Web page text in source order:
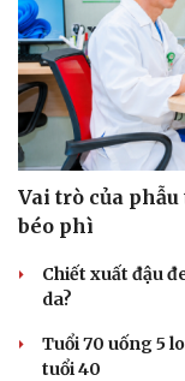
Cải chính
Vai trò của
béo phì
Chiết xuất đậu
da?
Tuổi 70 uống 5
tuổi 40